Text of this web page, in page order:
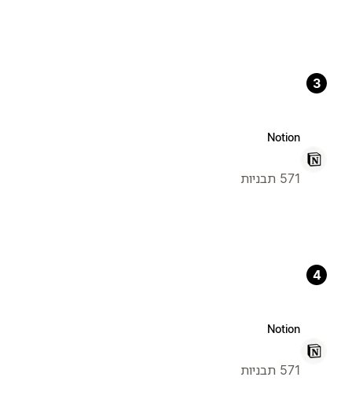
3
Notion
571 תבניות
4
Notion
571 תבניות